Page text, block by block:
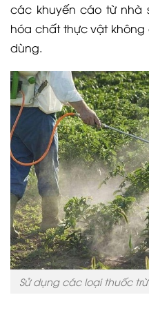
các khuyến cáo từ nhà
hóa chất thực vật
dùng.
Sử dụng các loại thuốc